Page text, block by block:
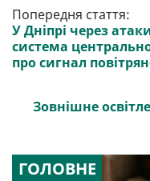
Попередня стаття:
У Дніпрі через
система
про сигнал
Зовнішне
ГОЛОВНЕ